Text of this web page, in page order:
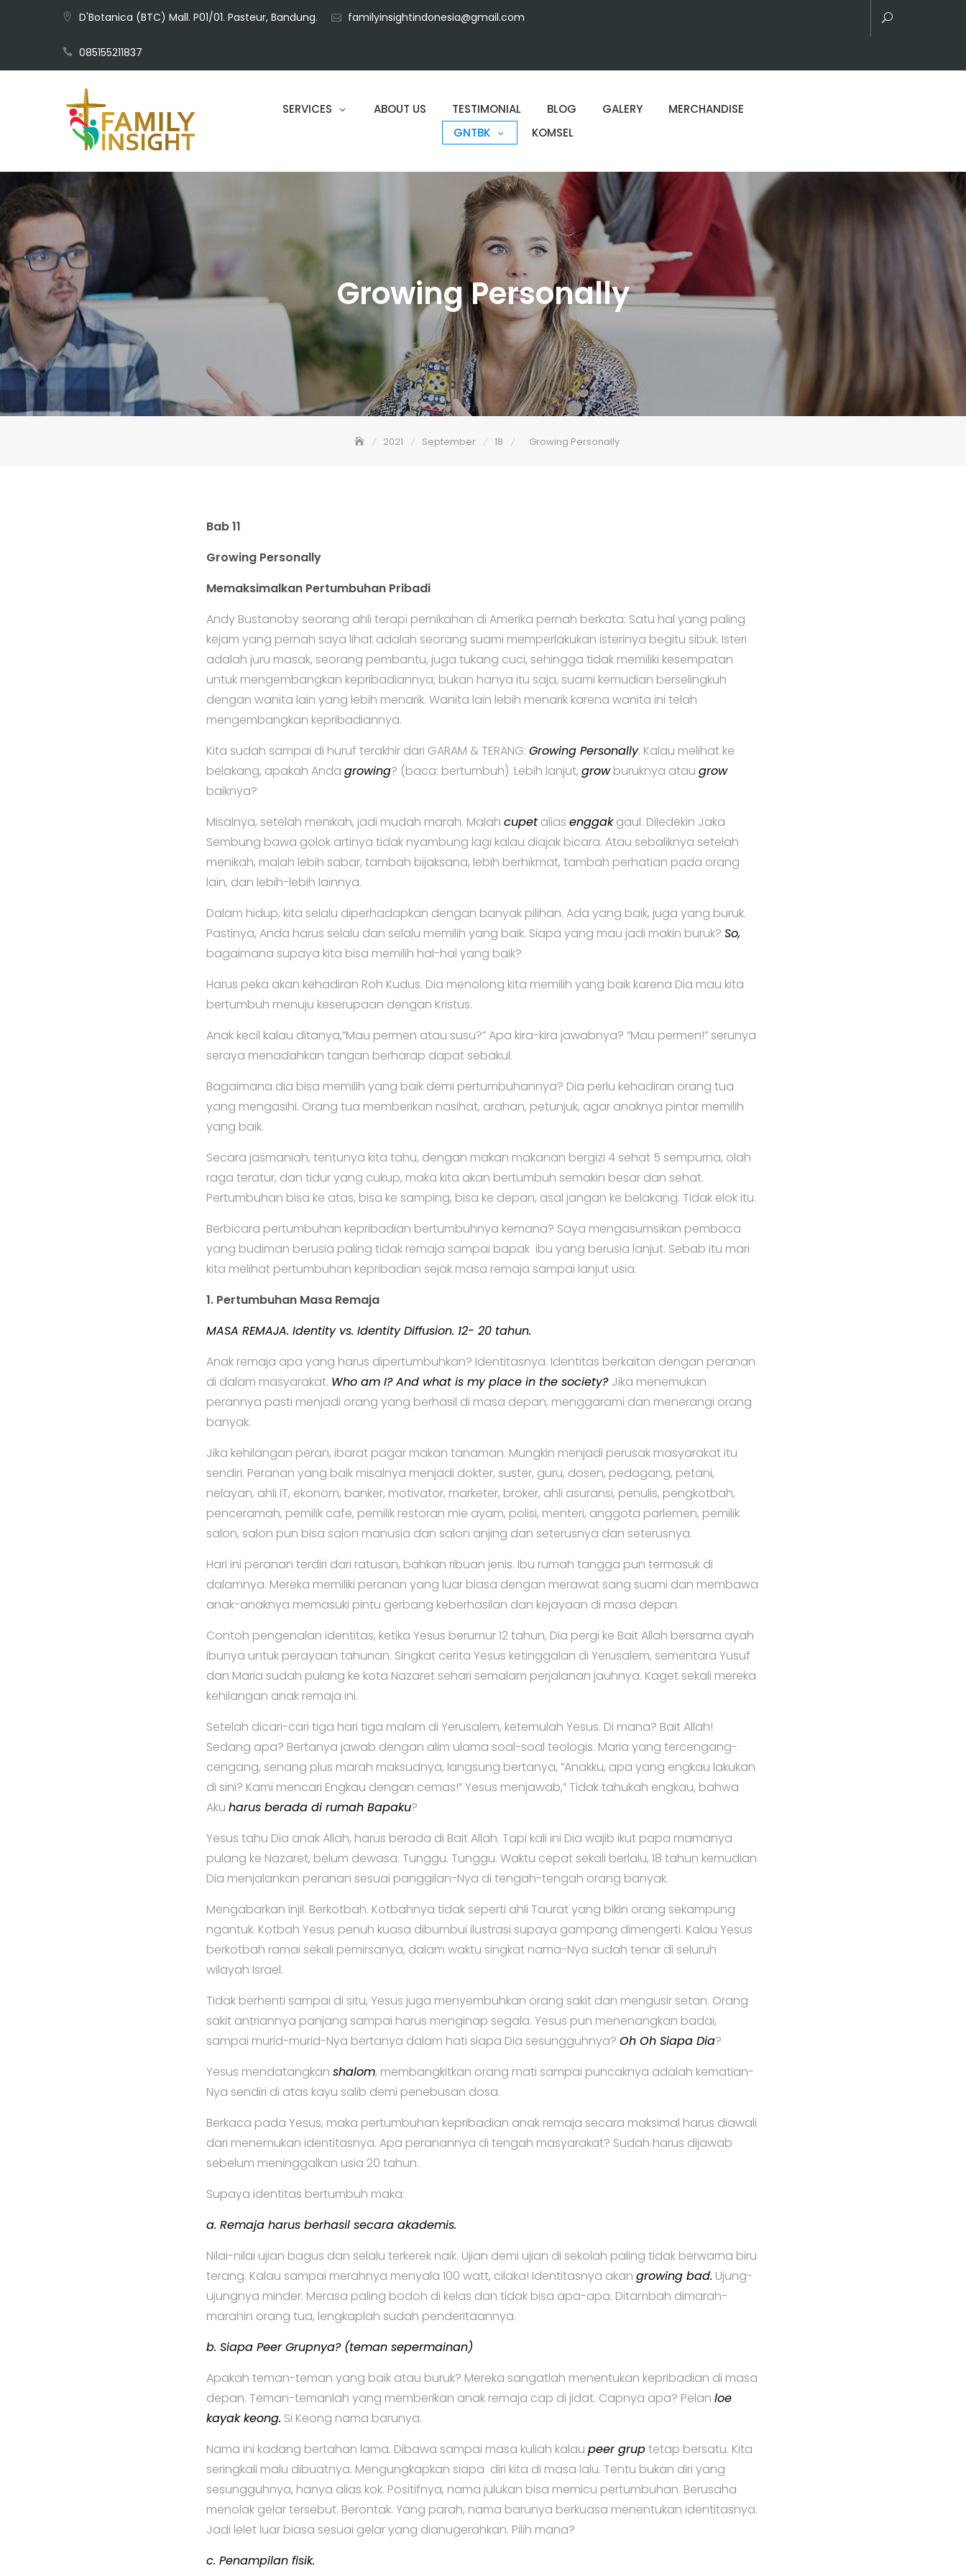
D'Botanica (BTC) Mall. P01/01. Pasteur, Bandung. familyinsightindonesia@gmail.com
085155211837
SERVICES ABOUT US TESTIMONIAL BLOG GALERY
MERCHANDISE
GNTBK
KOMSEL
Growing Personally
2021 September 18 Growing Personally
Bab 11
Growing Personally
Memaksimalkan Pertumbuhan Pribadi
Andy Bustanoby seorang ahli terapi pernikahan di Amerika pernah berkata: Satu hal yang paling
kejam yang pernah saya lihat adalah seorang suami memperlakukan isterinya begitu sibuk. Isteri
adalah juru masak, seorang pembantu, juga tukang cuci, sehingga tidak memiliki kesempatan
untuk mengembangkan kepribadiannya; bukan hanya itu saja, suami kemudian berselingkuh
dengan wanita lain yang lebih menarik. Wanita lain lebih menarik karena wanita ini telah
mengembangkan kepribadiannya.
Kita sudah sampai di huruf terakhir dari GARAM & TERANG: Growing Personally. Kalau melihat ke
belakang, apakah Anda growing? (baca: bertumbuh). Lebih lanjut, growburuknya atau grow
baiknya?
Misalnya, setelah menikah, jadi mudah marah. Malah cupet alias enggakgaul. Diledekin Jaka
Sembung bawa golok artinya tidak nyambung lagi kalau diajak bicara. Atau sebaliknya setelah
menikah, malah lebih sabar, tambah bijaksana, lebih berhikmat, tambah perhatian pada orang
lain, dan lebih-lebih lainnya.
Dalam hidup, kita selalu diperhadapkan dengan banyak pilihan. Ada yang baik, juga yang buruk.
Pastinya, Anda harus selalu dan selalu memilih yang baik. Siapa yang mau jadi makin buruk? So,
bagaimana supaya kita bisa memilih hal-hal yang baik?
Harus peka akan kehadiran Roh Kudus. Dia menolong kita memilih yang baik karena Dia mau kita
bertumbuh menuju keserupaan dengan Kristus.
Anak kecil kalau ditanya,”Mau permen atau susu?” Apa kira-kira jawabnya? ”Mau permen!” serunya
seraya menadahkan tangan berharap dapat sebakul.
Bagaimana dia bisa memilih yang baik demi pertumbuhannya? Dia perlu kehadiran orang tua
yang mengasihi. Orang tua memberikan nasihat, arahan, petunjuk, agar anaknya pintar memilih
yang baik.
Secara jasmaniah, tentunya kita tahu, dengan makan makanan bergizi 4 sehat 5 sempurna, olah
raga teratur, dan tidur yang cukup, maka kita akan bertumbuh semakin besar dan sehat.
Pertumbuhan bisa ke atas, bisa ke samping, bisa ke depan, asal jangan ke belakang. Tidak elok itu.
Berbicara pertumbuhan kepribadian bertumbuhnya kemana? Saya mengasumsikan pembaca
yang budiman berusia paling tidak remaja sampai bapak ibu yang berusia lanjut. Sebab itu mari
kita melihat pertumbuhan kepribadian sejak masa remaja sampai lanjut usia.
1. Pertumbuhan Masa Remaja
MASA REMAJA. Identity vs. Identity Diffusion. 12- 20 tahun.
Anak remaja apa yang harus dipertumbuhkan? Identitasnya. Identitas berkaitan dengan peranan
di dalam masyarakat. Who am I? And what is my place in the society? Jika menemukan
perannya pasti menjadi orang yang berhasil di masa depan, menggarami dan menerangi orang
banyak.
Jika kehilangan peran, ibarat pagar makan tanaman. Mungkin menjadi perusak masyarakat itu
sendiri. Peranan yang baik misalnya menjadi dokter, suster, guru, dosen, pedagang, petani,
nelayan, ahli IT, ekonom, banker, motivator, marketer, broker, ahli asuransi, penulis, pengkotbah,
penceramah, pemilik cafe, pemilik restoran mie ayam, polisi, menteri, anggota parlemen, pemilik
salon, salon pun bisa salon manusia dan salon anjing dan seterusnya dan seterusnya.
Hari ini peranan terdiri dari ratusan, bahkan ribuan jenis. Ibu rumah tangga pun termasuk di
dalamnya. Mereka memiliki peranan yang luar biasa dengan merawat sang suami dan membawa
anak-anaknya memasuki pintu gerbang keberhasilan dan kejayaan di masa depan.
Contoh pengenalan identitas, ketika Yesus berumur 12 tahun, Dia pergi ke Bait Allah bersama ayah
ibunya untuk perayaan tahunan. Singkat cerita Yesus ketinggalan di Yerusalem, sementara Yusuf
dan Maria sudah pulang ke kota Nazaret sehari semalam perjalanan jauhnya. Kaget sekali mereka
kehilangan anak remaja ini.
Setelah dicari-cari tiga hari tiga malam di Yerusalem, ketemulah Yesus. Di mana? Bait Allah!
Sedang apa? Bertanya jawab dengan alim ulama soal-soal teologis. Maria yang tercengang-
cengang, senang plus marah maksudnya, langsung bertanya, ”Anakku, apa yang engkau lakukan
di sini? Kami mencari Engkau dengan cemas!” Yesus menjawab,” Tidak tahukah engkau, bahwa
Aku harus berada di rumah Bapaku?
Yesus tahu Dia anak Allah, harus berada di Bait Allah. Tapi kali ini Dia wajib ikut papa mamanya
pulang ke Nazaret, belum dewasa. Tunggu. Tunggu. Waktu cepat sekali berlalu, 18 tahun kemudian
Dia menjalankan peranan sesuai panggilan-Nya di tengah-tengah orang banyak.
Mengabarkan Injil. Berkotbah. Kotbahnya tidak seperti ahli Taurat yang bikin orang sekampung
ngantuk. Kotbah Yesus penuh kuasa dibumbui ilustrasi supaya gampang dimengerti. Kalau Yesus
berkotbah ramai sekali pemirsanya, dalam waktu singkat nama-Nya sudah tenar di seluruh
wilayah Israel.
Tidak berhenti sampai di situ, Yesus juga menyembuhkan orang sakit dan mengusir setan. Orang
sakit antriannya panjang sampai harus menginap segala. Yesus pun menenangkan badai,
sampai murid-murid-Nya bertanya dalam hati siapa Dia sesungguhnya? Oh Oh Siapa Dia?
Yesus mendatangkan shalom, membangkitkan orang mati sampai puncaknya adalah kematian-
Nya sendiri di atas kayu salib demi penebusan dosa.
Berkaca pada Yesus, maka pertumbuhan kepribadian anak remaja secara maksimal harus diawali
dari menemukan identitasnya. Apa peranannya di tengah masyarakat? Sudah harus dijawab
sebelum meninggalkan usia 20 tahun.
Supaya identitas bertumbuh maka:
a. Remaja harus berhasil secara akademis.
Nilai-nilai ujian bagus dan selalu terkerek naik. Ujian demi ujian di sekolah paling tidak berwarna biru
terang. Kalau sampai merahnya menyala 100 watt, cilaka! Identitasnya akan growing bad. Ujung-
ujungnya minder. Merasa paling bodoh di kelas dan tidak bisa apa-apa. Ditambah dimarah-
marahin orang tua, lengkaplah sudah penderitaannya.
b. Siapa Peer Grupnya? (teman sepermainan)
Apakah teman-teman yang baik atau buruk? Mereka sangatlah menentukan kepribadian di masa
depan. Teman-temanlah yang memberikan anak remaja cap di jidat. Capnya apa? Pelan loe
kayak keong. Si Keong nama barunya.
Nama ini kadang bertahan lama. Dibawa sampai masa kuliah kalau peer gruptetap bersatu. Kita
seringkali malu dibuatnya. Mengungkapkan siapa diri kita di masa lalu. Tentu bukan diri yang
sesungguhnya, hanya alias kok. Positifnya, nama julukan bisa memicu pertumbuhan. Berusaha
menolak gelar tersebut. Berontak. Yang parah, nama barunya berkuasa menentukan identitasnya.
Jadi lelet luar biasa sesuai gelar yang dianugerahkan. Pilih mana?
c. Penampilan fisik.